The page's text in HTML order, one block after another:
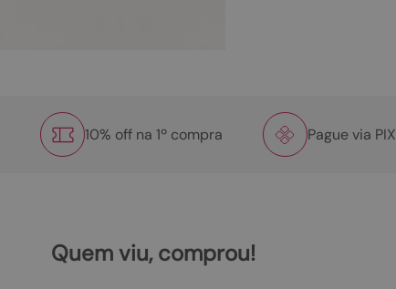
10% off na 1º compra Pague via PIX
Quem viu, comprou!